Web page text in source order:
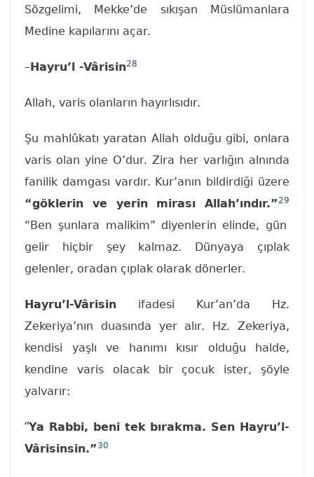
Sözgelimi, Mekke’de sıkışan Müslümanlara
Medine kapılarını açar.
–Hayru’l -Vârisin28
Allah, varis olanların hayırlısıdır.
Şu mahlûkatı yaratan Allah olduğu gibi, onlara
varis olan yine O’dur. Zira her varlığın alnında
fanilik damgası vardır. Kur’anın bildirdiği üzere
“göklerin ve yerin mirası Allah’ındır.”29
“Ben şunlara malikim” diyenlerin elinde, gün
gelir hiçbir şey kalmaz. Dünyaya çıplak
gelenler, oradan çıplak olarak dönerler.
Hayru’l-Vârisin ifadesi Kur’an’da Hz.
Zekeriya’nın duasında yer alır. Hz. Zekeriya,
kendisi yaşlı ve hanımı kısır olduğu halde,
kendine varis olacak bir çocuk ister, şöyle
yalvarır:
“Ya Rabbi, beni tek bırakma. Sen Hayru’l-
Vârisinsin.” 30